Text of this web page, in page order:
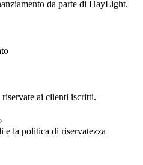
da parte di HayLight.
ai clienti iscritti.
e la politica di riservatezza